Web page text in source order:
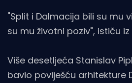
"Split i Dalmacija bili su mu
su mu životni poziv", ističu
Više desetljeća Stanislav
bavio poviješću arhitekture